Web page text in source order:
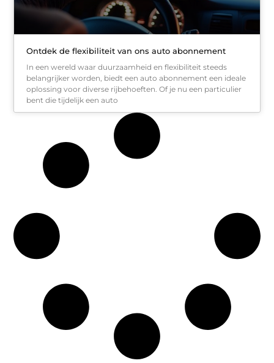
Ontdek de flexibiliteit van ons auto abonnement
In een wereld waar duurzaamheid en flexibiliteit steeds
belangrijker worden, biedt een auto abonnement een ideale
oplossing voor diverse rijbehoeften. Of je nu een particulier
bent die tijdelijk een auto